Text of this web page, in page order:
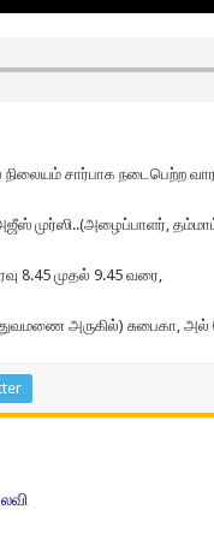
சார்பாக நடைபெற்ற
முர்ஸி..(அழைப்பாளர்,
8.45 முதல் 9.45 வரை,
அருகில்) சுபைகா, அல்